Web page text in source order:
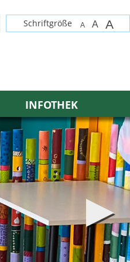
Schriftgröße A A A
INFOTHEK